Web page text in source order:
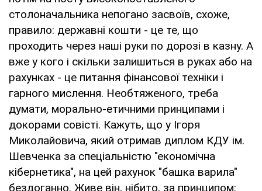
столоначальника непогано засвоїв, схоже,
правило: державні кошти - це те, що
проходить через наші руки по дорозі в казну. А
вже у кого і скільки залишиться в руках або на
рахунках - це питання фінансової техніки і
гарного мислення. Необтяженого, треба
думати, морально-етичними принципами і
докорами совісті. Кажуть, що у Ігоря
Миколайовича, який отримав диплом КДУ ім.
Шевченка за спеціальністю "економічна
кібернетика", на цей рахунок "башка варила"
бездоганно. Живе він, нібито, за принципом: